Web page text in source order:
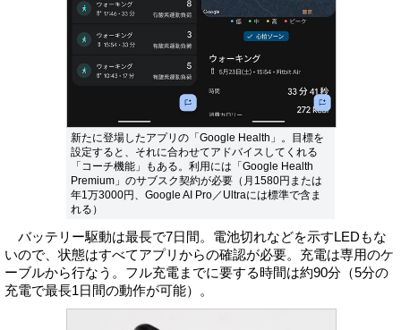
新たに登場したアプリの「Google Health」。目標を
設定すると、それに合わせてアドバイスしてくれる
「コーチ機能」もある。利用には「Google Health
Premium」のサブスク契約が必要（月1580円または
年1万3000円、Google AI Pro／Ultraには標準で含ま
れる）
バッテリー駆動は最長で7日間。電池切れなどを示すLEDもな
いので、状態はすべてアプリからの確認が必要。充電は専用のケ
ーブルから行なう。フル充電までに要する時間は約90分（5分の
充電で最長1日間の動作が可能）。